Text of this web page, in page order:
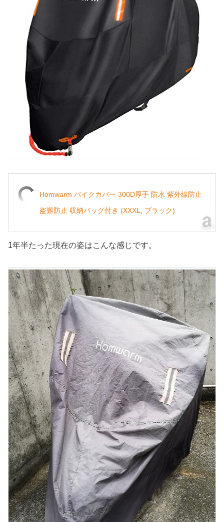
Homwarm バイクカバー 300D厚手 防水 紫外線防止
盗難防止 収納バッグ付き (XXXL, ブラック)
1年半たった現在の姿はこんな感じです。